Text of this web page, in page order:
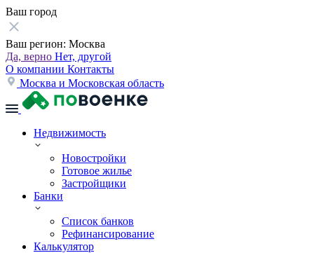
Ваш город
Ваш регион: Москва
Да, верно Нет, другой
О компании Контакты
Москва и Московская область
Недвижимость
Новостройки
Готовое жилье
Застройщики
Банки
Список банков
Рефинансирование
Калькулятор